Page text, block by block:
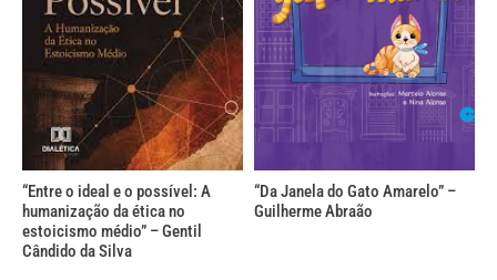
“Entre o ideal e o possível: A
humanização da ética no
estoicismo médio” – Gentil
Cândido da Silva
“Da Janela do Gato Amarelo” –
Guilherme Abraão